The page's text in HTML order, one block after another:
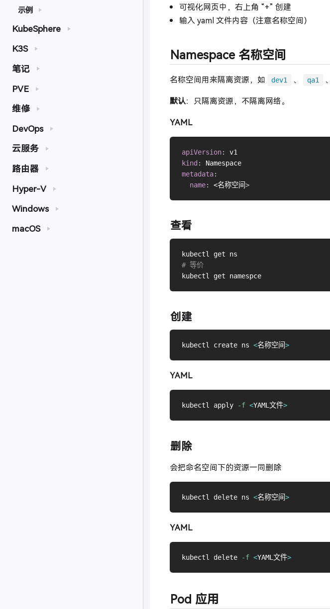
示例
KubeSphere
K3S
笔记
PVE
维修
DevOps
云服务
路由器
Hyper-V
Windows
macOS
可视化网页中，右上角 “+” 创建
输入 yaml 文件内容（注意名称空间）
Namespace 名称空间
名称空间用来隔离资源，如 dev1 、 qa1 、
默认：只隔离资源，不隔离网络。
YAML
apiVersion:
kind :
Namespace
metadata:
name: <名称空间 >
查看
# 等价
kubectl get namespce
创建
kubectl create ns <名称空间 >
YAML
kubectl apply -f <YAML文件>
删除
会把命名空间下的资源一同删除
kubectl delete ns <名称空间 >
YAML
kubectl delete -f <YAML文件>
Pod 应用